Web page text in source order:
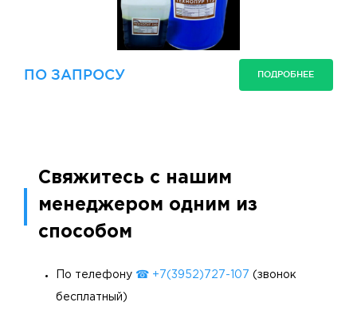
ПО ЗАПРОСУ ПОДРОБНЕЕ
Свяжитесь с нашим
менеджером одним из
способом
По телефону ☎ +7(3952)727-107 (звонок
бесплатный)